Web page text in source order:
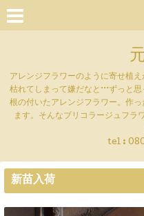
アレンジフラワーのように寄せ植え
枯れてしまって嫌だなと···ずっと
根の付いたアレンジフラワー。作
ます。そんなブリコラージュフラ
tel :
新苗入荷